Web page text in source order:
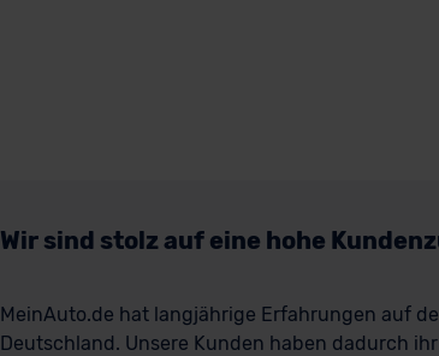
Wir sind stolz auf eine hohe
MeinAuto.de hat langjährige Erfahrungen auf
Deutschland. Unsere Kunden haben dadurch